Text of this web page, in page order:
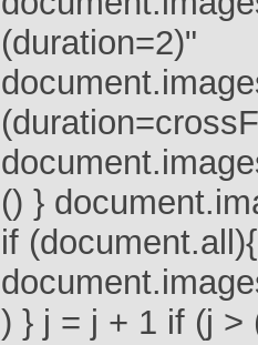
(duration=2)"
() }
if (document.all){
) } j = j + 1 if (j >